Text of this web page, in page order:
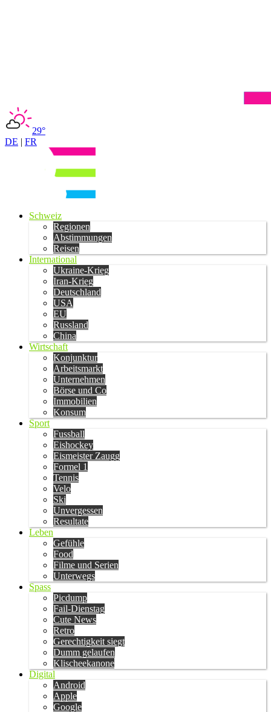
29°
DE | FR
Schweiz
Regionen
Abstimmungen
Reisen
International
Ukraine-Krieg
Iran-Krieg
Deutschland
USA
EU
Russland
China
Wirtschaft
Konjunktur
Arbeitsmarkt
Unternehmen
Börse und Co
Immobilien
Konsum
Sport
Fussball
Eishockey
Eismeister Zaugg
Formel 1
Tennis
Velo
Ski
Unvergessen
Resultate
Leben
Gefühle
Food
Filme und Serien
Unterwegs
Spass
Picdump
Fail-Dienstag
Cute News
Retro
Gerechtigkeit siegt
Dumm gelaufen
Klischeekanone
Digital
Android
Apple
Google